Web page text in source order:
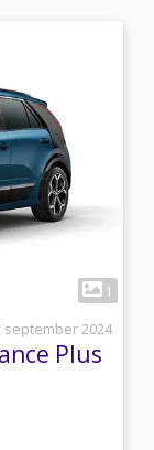
1
september 2024
Plus